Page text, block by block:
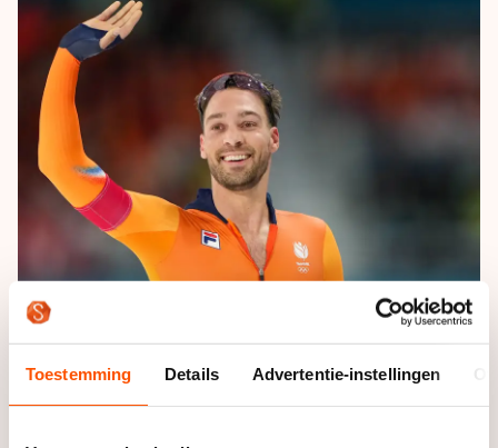
Toestemming Details Advertentie-instellingen